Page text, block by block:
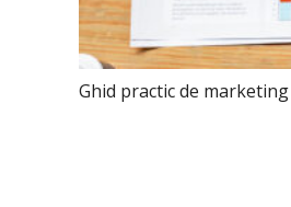
Ghid practic de marketing